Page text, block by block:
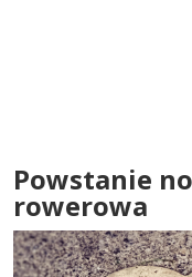
Powstanie
rowerowa